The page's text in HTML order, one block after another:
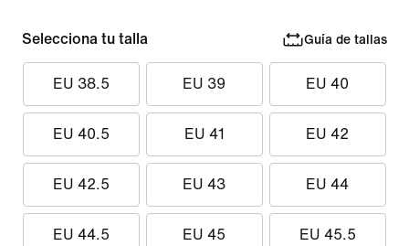
Selecciona tu talla Guía de tallas
EU 38.5 EU 39 EU 40
EU 40.5 EU 41 EU 42
EU 42.5 EU 43 EU 44
EU 44.5 EU 45 EU 45.5